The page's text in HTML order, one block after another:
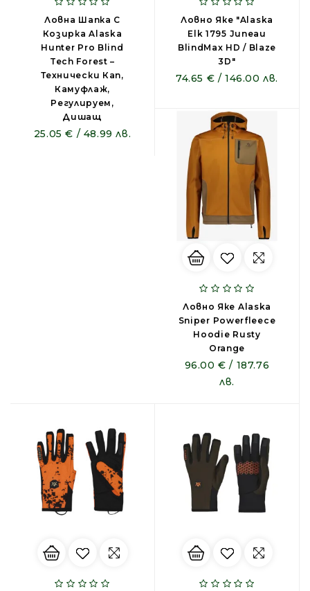
Ловна Шапка С
Козирка Alaska
Hunter Pro Blind
Tech Forest –
Технически Кап,
Камуфлаж,
Регулируем,
Дишащ
25.05 € / 48.99 лв.
Ловно Яке "Alaska
Elk 1795 Juneau
BlindMax HD / Blaze
3D"
74.65 € / 146.00 лв.
Ловно Яке Alaska
Sniper Powerfleece
Hoodie Rusty
Orange
96.00 € / 187.76
лв.